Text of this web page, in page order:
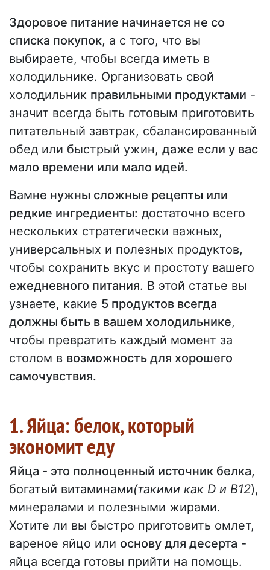
Здоровое питание начинается не со
списка покупок, а с того, что вы
выбираете, чтобы всегда иметь в
холодильнике. Организовать свой
холодильник правильными продуктами -
значит всегда быть готовым приготовить
питательный завтрак, сбалансированный
обед или быстрый ужин, даже если у вас
мало времени или мало идей.
Вамне нужны сложные рецепты или
редкие ингредиенты: достаточно всего
нескольких стратегически важных,
универсальных и полезных продуктов,
чтобы сохранить вкус и простоту вашего
ежедневного питания. В этой статье вы
узнаете, какие 5 продуктов всегда
должны быть в вашем холодильнике,
чтобы превратить каждый момент за
столом в возможность для хорошего
самочувствия.
1. Яйца: белок, который
экономит еду
Яйца - это полноценный источник белка,
богатый витаминами(такими как D и B12),
минералами и полезными жирами.
Хотите ли вы быстро приготовить омлет,
вареное яйцо или основу для десерта -
яйца всегда готовы прийти на помощь.